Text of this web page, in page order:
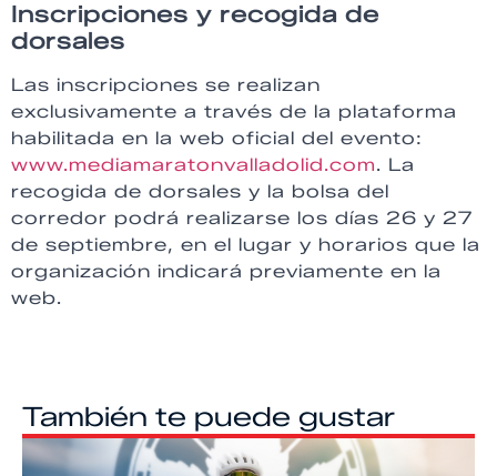
Inscripciones y recogida de
dorsales
Las inscripciones se realizan
exclusivamente a través de la plataforma
habilitada en la web oficial del evento:
www.mediamaratonvalladolid.com. La
recogida de dorsales y la bolsa del
corredor podrá realizarse los días 26 y 27
de septiembre, en el lugar y horarios que la
organización indicará previamente en la
web.
También te puede gustar